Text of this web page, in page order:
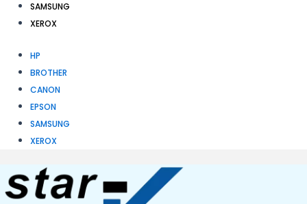
SAMSUNG
XEROX
HP
BROTHER
CANON
EPSON
SAMSUNG
XEROX